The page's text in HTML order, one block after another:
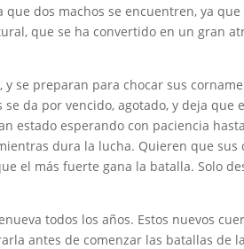
dos machos se encuentren, ya
que se ha convertido en un gran
se preparan para chocar sus
da por vencido, agotado, y deja que
estado esperando con paciencia
dura la lucha. Quieren que sus
el más fuerte gana la batalla. Solo
todos los años. Estos nuevos
antes de comenzar las batallas de